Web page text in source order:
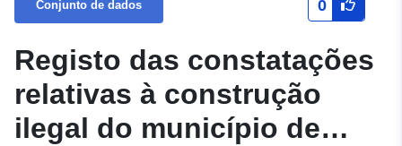
Conjunto de dados 0
Registo das constatações
relativas à construção
ilegal do município de